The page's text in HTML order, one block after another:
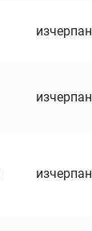
изчерпан
изчерпан
изчерпан